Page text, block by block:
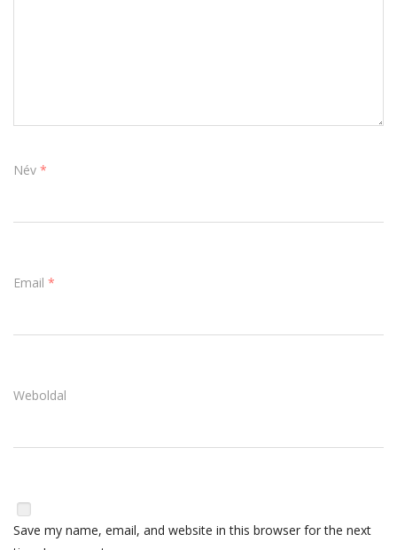
Név *
Email *
Weboldal
Save my name, email, and website in this browser for the next